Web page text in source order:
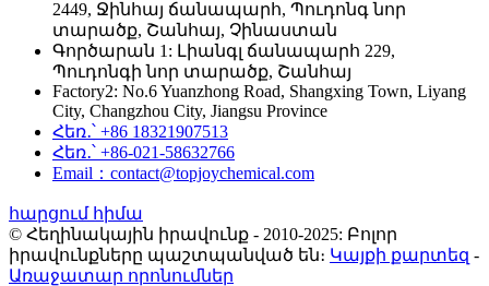
2449, Ջինհայ ճանապարհ, Պուդոնգ նոր
տարածք, Շանհայ, Չինաստան
Գործարան 1: Լիանգլ ճանապարհ 229,
Պուդոնգի նոր տարածք, Շանհայ
Factory2: No.6 Yuanzhong Road, Shangxing Town, Liyang
City, Changzhou City, Jiangsu Province
Հեռ․՝ +86 18321907513
Հեռ․՝ +86-021-58632766
Email：contact@topjoychemical.com
հարցում հիմա
© Հեղինակային իրավունք - 2010-2025: Բոլոր
իրավունքները պաշտպանված են։ Կայքի քարտեզ -
Առաջատար որոնումներ